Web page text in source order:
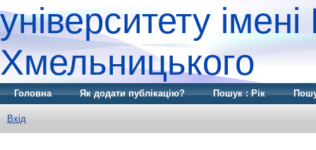
університету
Хмельницького
Головна Як додати публікацію? Пошук : Рік
Вхід